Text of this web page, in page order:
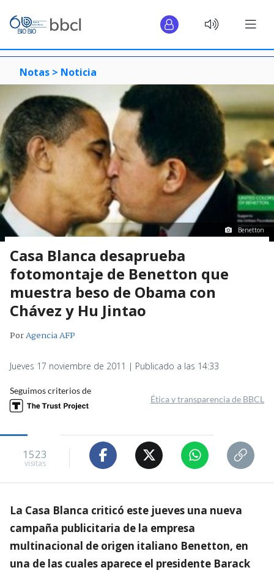
Notas > Noticia
Benetton
Casa Blanca desaprueba
fotomontaje de Benetton que
muestra beso de Obama con
Chávez y Hu Jintao
PorAgencia AFP
Jueves 17 noviembre de 2011 | Publicado a las 14:33
Seguimos criterios de
Ética y transparencia de BBCL
1523
visitas
La Casa Blanca criticó este jueves una nueva
campaña publicitaria de la empresa
multinacional de origen italiano Benetton, en
una de las cuales aparece el presidente Barack